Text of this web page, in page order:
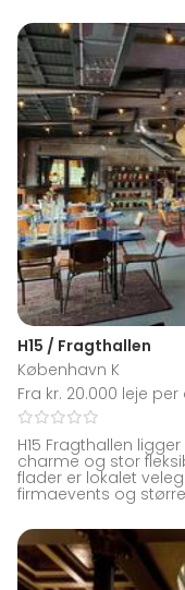
H15 / Fragthallen
København K
Fra kr. 20.000 leje
H15 Fragthallen
charme og stor
flader er lokalet
firmaevents og